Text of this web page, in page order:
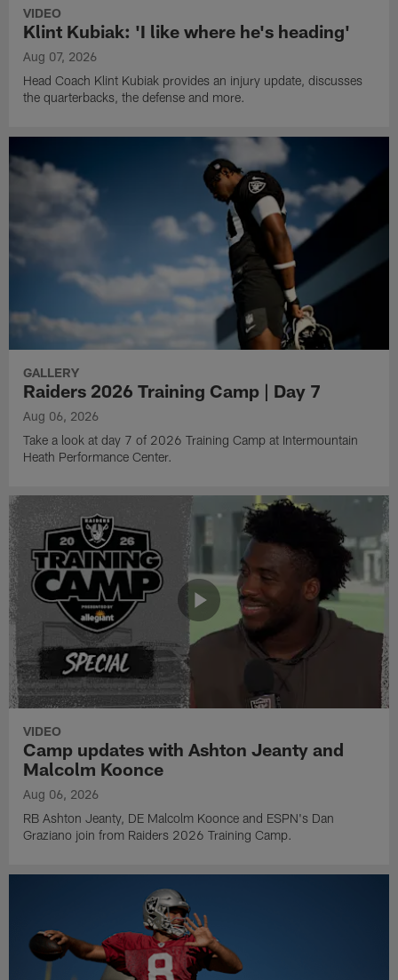
VIDEO
Klint Kubiak: 'I like where he's heading'
Aug 07, 2026
Head Coach Klint Kubiak provides an injury update, discusses
the quarterbacks, the defense and more.
GALLERY
Raiders 2026 Training Camp | Day 7
Aug 06, 2026
Take a look at day 7 of 2026 Training Camp at Intermountain
Heath Performance Center.
VIDEO
Camp updates with Ashton Jeanty and
Malcolm Koonce
Aug 06, 2026
RB Ashton Jeanty, DE Malcolm Koonce and ESPN's Dan
Graziano join from Raiders 2026 Training Camp.